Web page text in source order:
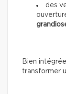
des
Bien
transformer